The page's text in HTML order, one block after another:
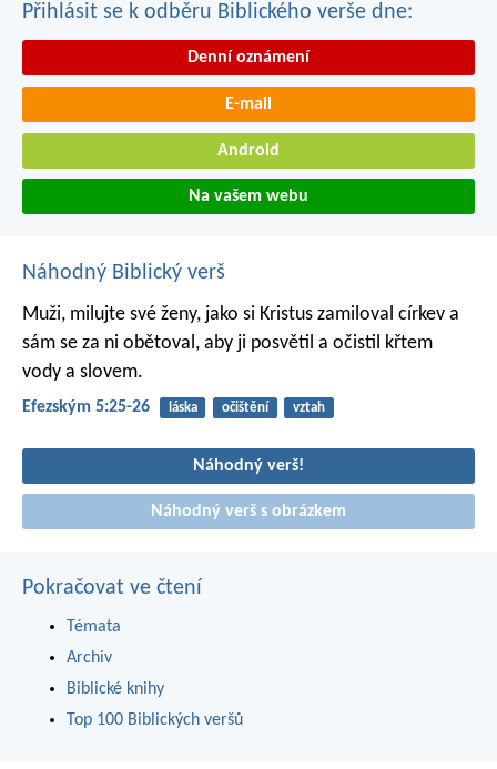
Přihlásit se k odběru Biblického verše dne:
Denní oznámení
E-mail
Android
Na vašem webu
Náhodný Biblický verš
Muži, milujte své ženy, jako si Kristus zamiloval církev a
sám se za ni obětoval, aby ji posvětil a očistil křtem
vody a slovem.
Efezským 5:25-26 láska očištění vztah
Náhodný verš!
Náhodný verš s obrázkem
Pokračovat ve čtení
Témata
Archiv
Biblické knihy
Top 100 Biblických veršů